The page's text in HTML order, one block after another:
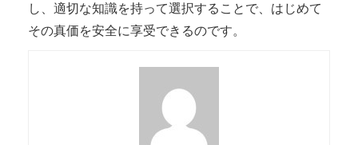
し、適切な知識を持って選択することで、はじめて
その真価を安全に享受できるのです。